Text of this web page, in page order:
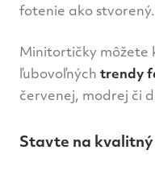
fotenie ako stvorený.
Minitortičky môžete
ľubovoľných trendy
červenej, modrej či
Stavte na